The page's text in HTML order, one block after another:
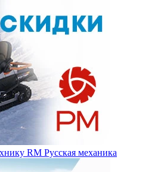
RM Русская механика